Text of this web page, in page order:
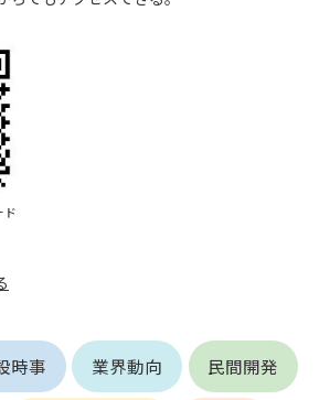
ド
時事 業界動向 民間開発
員とすることを不適当と判断した場合
っても承認した会員が前項の何れかに該
た場合、会員資格を取り消すことがあり
ワードの管理）
いて責任を負うものとします。
、第三者に利用させることはできませ
を含む）の使用等による損害について責任
管理者は一切責任を負いません。